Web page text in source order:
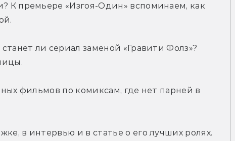
К премьере «Изгоя-Один» вспоминаем, как
ли сериал заменой «Гравити Фолз»?
фильмов по комиксам, где нет парней в
в интервью и в статье о его лучших ролях.